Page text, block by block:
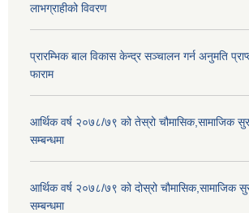
लाभग्राहीको विवरण
प्रारम्भिक बाल विकास केन्द्र सञ्चालन गर्न अनुमति
फाराम
आर्थिक वर्ष २०७८/७९ को तेस्रो चौमासिक,सामाजिक
सम्बन्धमा
आर्थिक वर्ष २०७८/७९ को दोस्रो चौमासिक,सामाजिक
सम्बन्धमा